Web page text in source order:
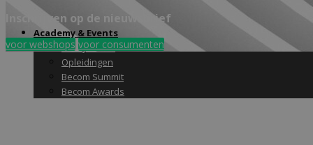
Academy & Events
Friday Snack
Opleidingen
Becom Summit
Becom Awards
Inschrijven op de nieuwsbrief
voor webshops voor consumenten